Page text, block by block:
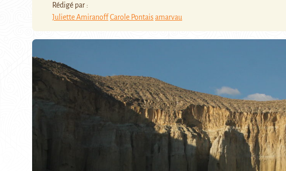
Rédigé par :
Juliette AmiranoffCarole Pontaisamarvau